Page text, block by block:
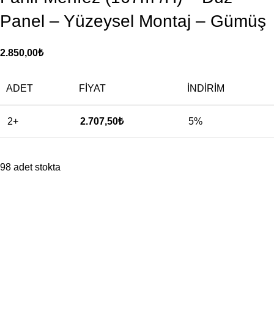
Panel – Yüzeysel Montaj – Gümüş
2.850,00₺
ADET FIYAT İNDIRIM
2+ 2.707,50₺ 5%
98 adet stokta